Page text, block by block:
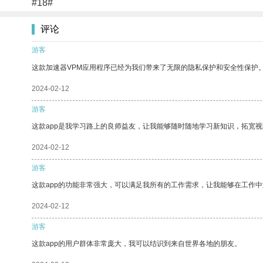
#18#
评论
游客
这款加速器VPM应用程序已经为我们带来了无限的隐私保护和安全性保护。
2024-02-12
游客
这款app是我学习路上的良师益友，让我能够随时随地学习新知识，拓宽视
2024-02-12
游客
这款app的功能非常强大，可以满足我所有的工作需求，让我能够在工作中
2024-02-12
游客
这款app的用户群体非常庞大，我可以结识到来自世界各地的朋友。